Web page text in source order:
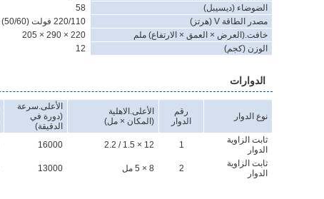
الضوضاء (ديسيبل)
58
مصدر الطاقة V (هرتز)
220/110 فولت (50/60) ، 3 أمبير مرحلة واحدة
خافت.(العرض × العمق × الارتفاع) ملم
220 × 290 × 205
الوزن (كجم)
12
الدوارات
نوع الدوار
رقم
الدوار
الأعلى.الاهلية
(المكان × مل)
الأعلى.سرعة
(دورة في
الدقيقة)
ثابت الزاوية
الدوار
1
12 × 1.5 / 2.2
16000
ثابت الزاوية
الدوار
2 8 × 5 مل 13000